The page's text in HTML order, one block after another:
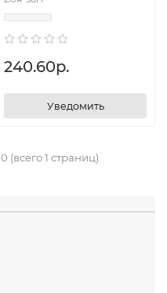
240.60р.
Уведомить
(всего 1 страниц)